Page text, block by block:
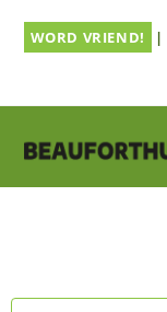
naarWORD VRIEND! |